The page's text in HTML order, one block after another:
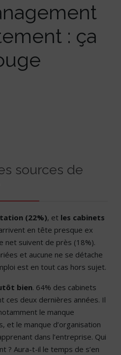
: ça
sources de
(22%), et les cabinets
en tête presque ex
net suivent de près (18%).
et aucune ne se détache
est en tout cas hors sujet.
bien. 64% des cabinets
ces deux dernières années. Il
le manque
et le manque d’organisation
dans l’entreprise. Qui
? Aura-t-il le temps de s’en